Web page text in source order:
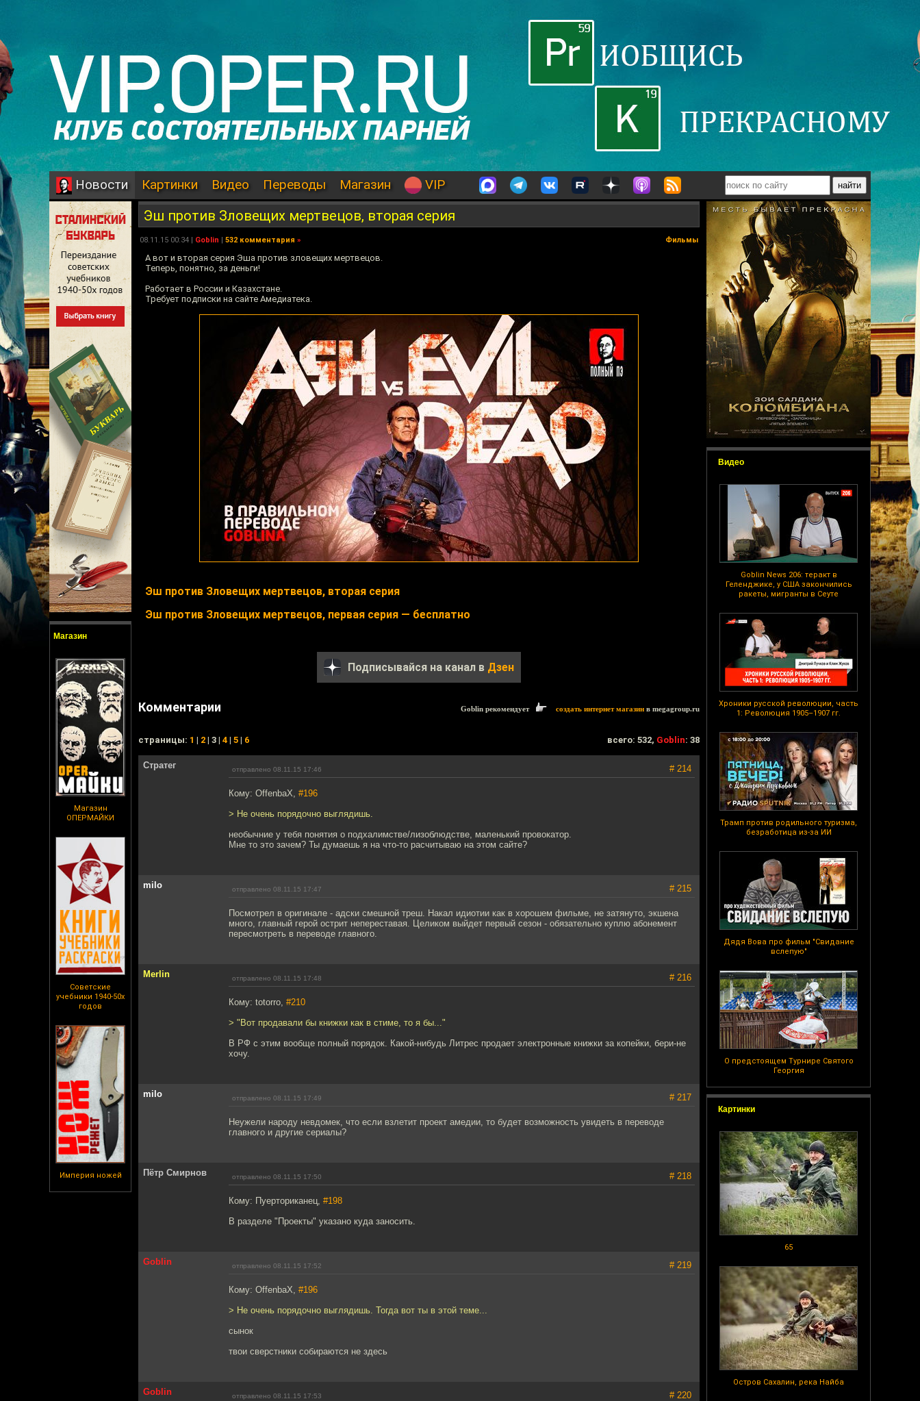
Новости Картинки Видео Переводы Магазин VIP
Магазин
Магазин
ОПЕРМАЙКИ
Советские
учебники 1940-50х
годов
Империя ножей
Видео
Goblin News 206: теракт в
Геленджике, у США закончились
ракеты, мигранты в Сеуте
Хроники русской революции, часть
1: Революция 1905–1907 гг.
Трамп против родильного туризма,
безработица из-за ИИ
Дядя Вова про фильм "Свидание
вслепую"
О предстоящем Турнире Святого
Георгия
Картинки
65
Остров Сахалин, река Найба
Эш против Зловещих мертвецов, вторая серия
08.11.15 00:34 | Goblin | 532 комментария » Фильмы
А вот и вторая серия Эша против зловещих мертвецов.
Теперь, понятно, за деньги!
Работает в России и Казахстане.
Требует подписки на сайте Амедиатека.
Эш против Зловещих мертвецов, вторая серия
Эш против Зловещих мертвецов, первая серия — бесплатно
Подписывайся на канал в Дзен
Комментарии Goblin рекомендует создать интернет магазин в megagroup.ru
cтраницы: 1 | 2 | 3 | 4 | 5 | 6 всего: 532, Goblin: 38
Стратег отправлено 08.11.15 17:46 # 214
Кому: OffenbaX, #196
> Не очень порядочно выглядишь.
необычние у тебя понятия о подхалимстве/лизоблюдстве, маленький провокатор.
Мне то это зачем? Ты думаешь я на что-то расчитываю на этом сайте?
milo отправлено 08.11.15 17:47 # 215
Посмотрел в оригинале - адски смешной треш. Накал идиотии как в хорошем фильме, не затянуто, экшена
много, главный герой острит непереставая. Целиком выйдет первый сезон - обязательно куплю абонемент
пересмотреть в переводе главного.
Merlin отправлено 08.11.15 17:48 # 216
Кому: totorro, #210
> "Вот продавали бы книжки как в стиме, то я бы..."
В РФ с этим вообще полный порядок. Какой-нибудь Литрес продает электронные книжки за копейки, бери-не
хочу.
milo отправлено 08.11.15 17:49 # 217
Неужели народу невдомек, что если взлетит проект амедии, то будет возможность увидеть в переводе
главного и другие сериалы?
Пётр Смирнов отправлено 08.11.15 17:50 # 218
Кому: Пуерториканец, #198
В разделе "Проекты" указано куда заносить.
Goblin отправлено 08.11.15 17:52 # 219
Кому: OffenbaX, #196
> Не очень порядочно выглядишь. Тогда вот ты в этой теме...
сынок
твои сверстники собираются не здесь
Goblin отправлено 08.11.15 17:53 # 220